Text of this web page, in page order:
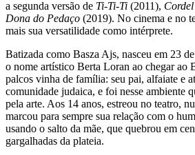
a segunda versão de Ti-Ti-Ti (2011),
Dona do Pedaço (2019). No cinema e no
mais sua versatilidade como intérprete.
Batizada como Basza Ajs, nasceu em 23
o nome artístico Berta Loran ao chegar ao
palcos vinha de família: seu pai, alfaiate e
comunidade judaica, e foi nesse ambiente
pela arte. Aos 14 anos, estreou no teatro,
marcou para sempre sua relação com o
usando o salto da mãe, que quebrou em
gargalhadas da plateia.